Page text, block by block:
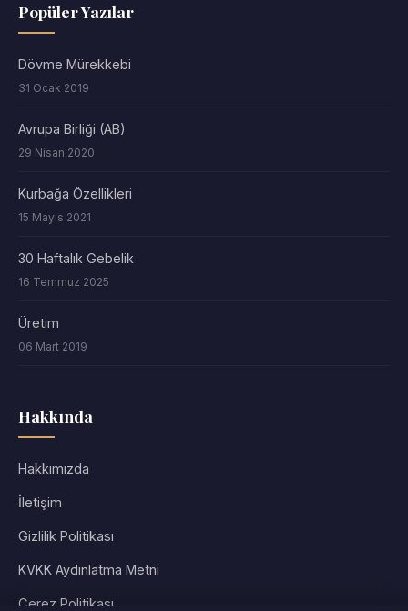
Popüler Yazılar
Dövme Mürekkebi
31 Ocak 2019
Avrupa Birliği (AB)
29 Nisan 2020
Kurbağa Özellikleri
15 Mayıs 2021
30 Haftalık Gebelik
16 Temmuz 2025
Üretim
06 Mart 2019
Hakkında
Hakkımızda
İletişim
Gizlilik Politikası
KVKK Aydınlatma Metni
Çerez Politikası